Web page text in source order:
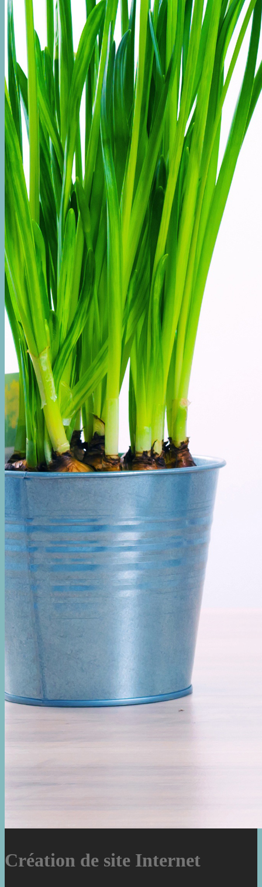
Création de site Internet